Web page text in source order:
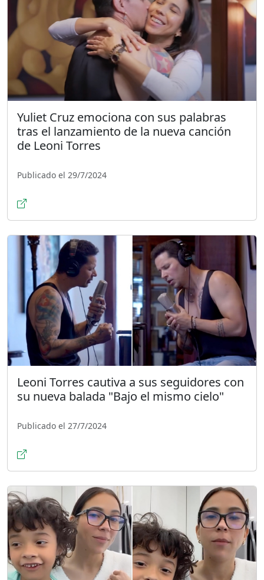
Yuliet Cruz emociona con sus palabras
tras el lanzamiento de la nueva canción
de Leoni Torres
Publicado el 29/7/2024
Leoni Torres cautiva a sus seguidores con
su nueva balada "Bajo el mismo cielo"
Publicado el 27/7/2024